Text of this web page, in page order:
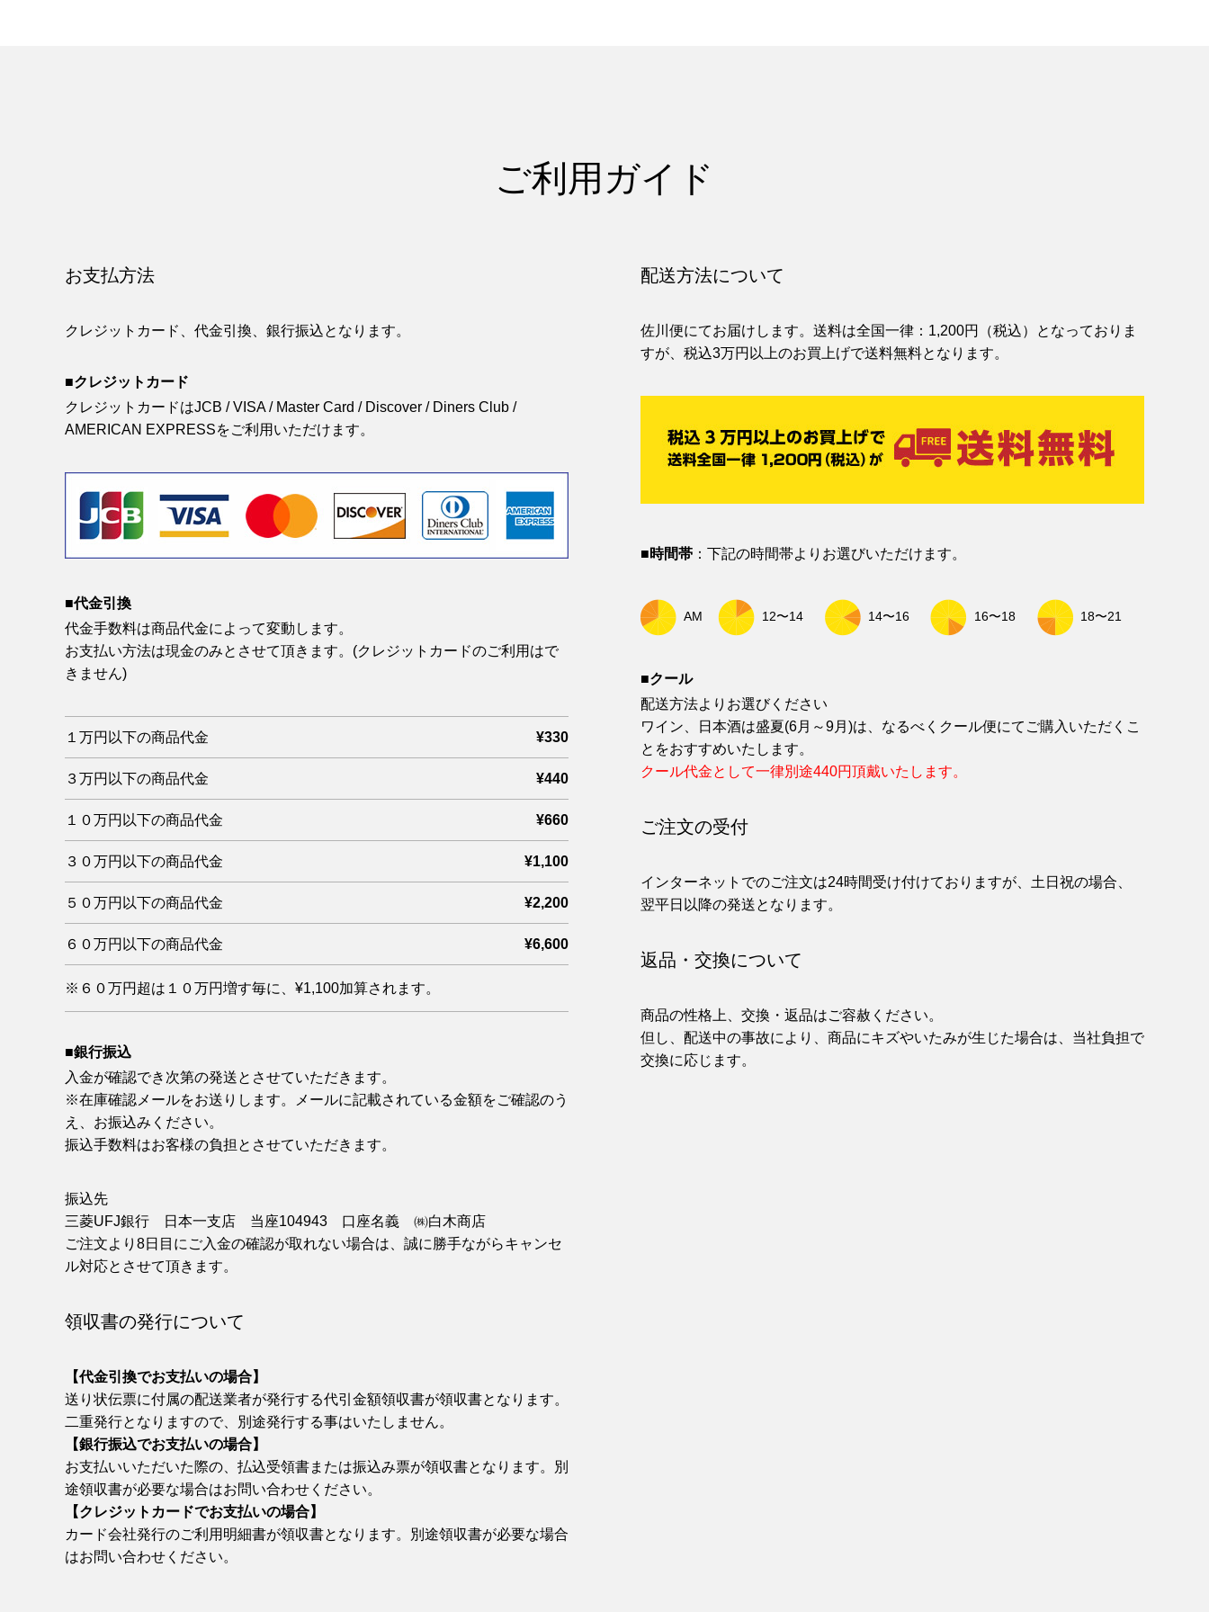
ご利用ガイド
お支払方法
クレジットカード、代金引換、銀行振込となります。
■クレジットカード
クレジットカードはJCB / VISA / Master Card / Discover / Diners Club /
AMERICAN EXPRESSをご利用いただけます。
■代金引換
代金手数料は商品代金によって変動します。
お支払い方法は現金のみとさせて頂きます。(クレジットカードのご利用はで
きません)
１万円以下の商品代金 ¥330
３万円以下の商品代金 ¥440
１０万円以下の商品代金 ¥660
３０万円以下の商品代金 ¥1,100
５０万円以下の商品代金 ¥2,200
６０万円以下の商品代金 ¥6,600
※６０万円超は１０万円増す毎に、¥1,100加算されます。
■銀行振込
入金が確認でき次第の発送とさせていただきます。
※在庫確認メールをお送りします。メールに記載されている金額をご確認のう
え、お振込みください。
振込手数料はお客様の負担とさせていただきます。
振込先
三菱UFJ銀行 日本一支店 当座104943 口座名義 ㈱白木商店
ご注文より8日目にご入金の確認が取れない場合は、誠に勝手ながらキャンセ
ル対応とさせて頂きます。
領収書の発行について
【代金引換でお支払いの場合】
送り状伝票に付属の配送業者が発行する代引金額領収書が領収書となります。
二重発行となりますので、別途発行する事はいたしません。
【銀行振込でお支払いの場合】
お支払いいただいた際の、払込受領書または振込み票が領収書となります。別
途領収書が必要な場合はお問い合わせください。
【クレジットカードでお支払いの場合】
カード会社発行のご利用明細書が領収書となります。別途領収書が必要な場合
はお問い合わせください。
配送方法について
佐川便にてお届けします。送料は全国一律：1,200円（税込）となっておりま
すが、税込3万円以上のお買上げで送料無料となります。
■時間帯 ：下記の時間帯よりお選びいただけます。
AM 12〜14 14〜16 16〜18 18〜21
■クール
配送方法よりお選びください
ワイン、日本酒は盛夏(6月～9月)は、なるべくクール便にてご購入いただくこ
とをおすすめいたします。
クール代金として一律別途440円頂戴いたします。
ご注文の受付
インターネットでのご注文は24時間受け付けておりますが、土日祝の場合、
翌平日以降の発送となります。
返品・交換について
商品の性格上、交換・返品はご容赦ください。
但し、配送中の事故により、商品にキズやいたみが生じた場合は、当社負担で
交換に応じます。